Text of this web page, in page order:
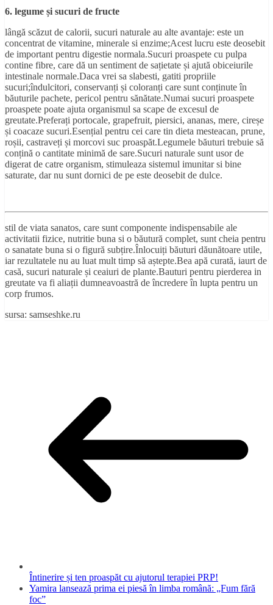
6. legume și sucuri de fructe
lângă scăzut de calorii, sucuri naturale au alte avantaje: este un
concentrat de vitamine, minerale si enzime;Acest lucru este deosebit
de important pentru digestie normala.Sucuri proaspete cu pulpa
contine fibre, care dă un sentiment de sațietate și ajută obiceiurile
intestinale normale.Daca vrei sa slabesti, gatiti propriile
sucuri;îndulcitori, conservanți și coloranți care sunt conținute în
băuturile pachete, pericol pentru sănătate.Numai sucuri proaspete
proaspete poate ajuta organismul sa scape de excesul de
greutate.Preferați portocale, grapefruit, piersici, ananas, mere, cireșe
și coacaze sucuri.Esențial pentru cei care tin dieta mesteacan, prune,
roșii, castraveți și morcovi suc proaspăt.Legumele băuturi trebuie să
conțină o cantitate minimă de sare.Sucuri naturale sunt usor de
digerat de catre organism, stimuleaza sistemul imunitar si bine
saturate, dar nu sunt dornici de pe este deosebit de dulce.
stil de viata sanatos, care sunt componente indispensabile ale
activitatii fizice, nutritie buna si o băutură complet, sunt cheia pentru
o sanatate buna si o figură subțire.Înlocuiți băuturi dăunătoare utile,
iar rezultatele nu au luat mult timp să aștepte.Bea apă curată, iaurt de
casă, sucuri naturale și ceaiuri de plante.Bauturi pentru pierderea in
greutate va fi aliații dumneavoastră de încredere în lupta pentru un
corp frumos.
sursa: samseshke.ru
Întinerire și ten proaspăt cu ajutorul terapiei PRP!
Yamira lansează prima ei piesă în limba română: „Fum fără
foc”